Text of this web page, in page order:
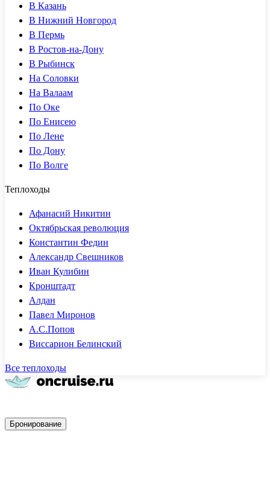
В Казань
В Нижний Новгород
В Пермь
В Ростов-на-Дону
В Рыбинск
На Соловки
На Валаам
По Оке
По Енисею
По Лене
По Дону
По Волге
Теплоходы
Афанасий Никитин
Октябрьская революция
Константин Федин
Александр Свешников
Иван Кулибин
Кронштадт
Алдан
Павел Миронов
А.С.Попов
Виссарион Белинский
Все теплоходы
Бронирование